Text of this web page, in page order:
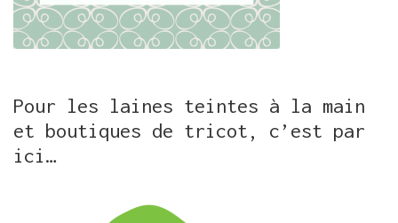
Pour les laines teintes à la main
et boutiques de tricot, c’est par
ici…